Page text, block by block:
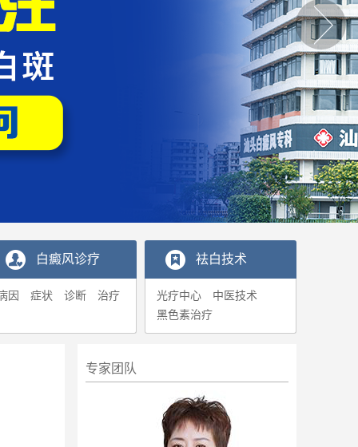
白癜风诊疗
因 症状 诊断 治疗
袪白技术
光疗中心
中医技术
黑色素治疗
专家团队